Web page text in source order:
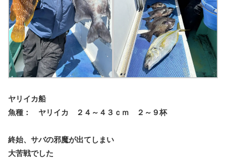
ヤリイカ船
魚種： ヤリイカ ２４～４３ｃｍ ２～９杯
終始、サバの邪魔が出てしまい
大苦戦でした